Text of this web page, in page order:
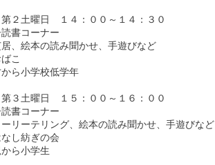
２土曜日　１４：００～１４：３０
ナー
み聞かせ、手遊びなど
校低学年
３土曜日　１５：００～１６：００
ナー
、絵本の読み聞かせ、手遊びなど
の会
学生